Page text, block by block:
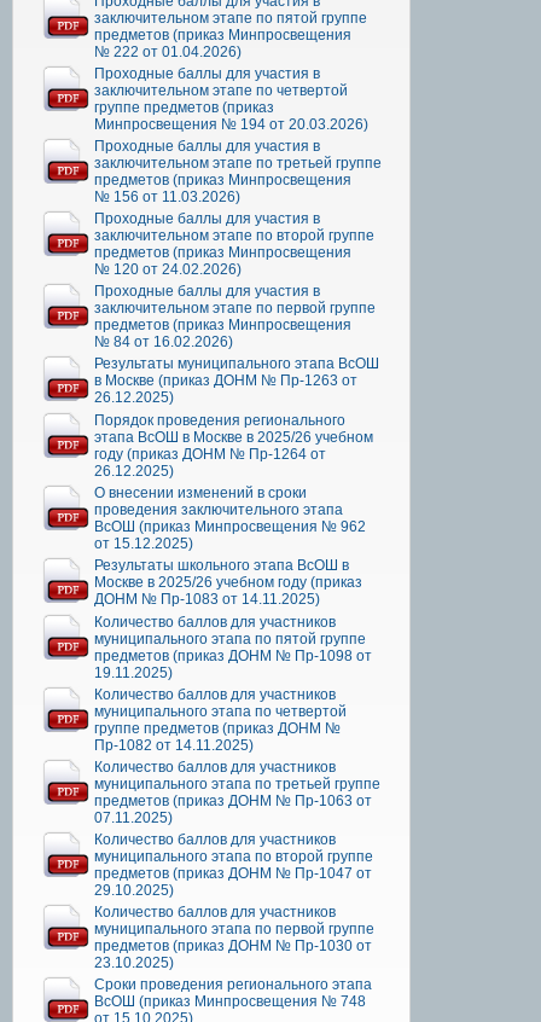
заключительном этапе по пятой группе
предметов (приказ Минпросвещения
№ 222 от 01.04.2026)
Проходные баллы для участия в
заключительном этапе по четвертой
группе предметов (приказ
Минпросвещения № 194 от 20.03.2026)
Проходные баллы для участия в
заключительном этапе по третьей группе
предметов (приказ Минпросвещения
№ 156 от 11.03.2026)
Проходные баллы для участия в
заключительном этапе по второй группе
предметов (приказ Минпросвещения
№ 120 от 24.02.2026)
Проходные баллы для участия в
заключительном этапе по первой группе
предметов (приказ Минпросвещения
№ 84 от 16.02.2026)
Результаты муниципального этапа ВсОШ
в Москве (приказ ДОНМ № Пр-1263 от
26.12.2025)
Порядок проведения регионального
этапа ВсОШ в Москве в 2025/26 учебном
году (приказ ДОНМ № Пр-1264 от
26.12.2025)
О внесении изменений в сроки
проведения заключительного этапа
ВсОШ (приказ Минпросвещения № 962
от 15.12.2025)
Результаты школьного этапа ВсОШ в
Москве в 2025/26 учебном году (приказ
ДОНМ № Пр-1083 от 14.11.2025)
Количество баллов для участников
муниципального этапа по пятой группе
предметов (приказ ДОНМ № Пр-1098 от
19.11.2025)
Количество баллов для участников
муниципального этапа по четвертой
группе предметов (приказ ДОНМ №
Пр-1082 от 14.11.2025)
Количество баллов для участников
муниципального этапа по третьей группе
предметов (приказ ДОНМ № Пр-1063 от
07.11.2025)
Количество баллов для участников
муниципального этапа по второй группе
предметов (приказ ДОНМ № Пр-1047 от
29.10.2025)
Количество баллов для участников
муниципального этапа по первой группе
предметов (приказ ДОНМ № Пр-1030 от
23.10.2025)
Сроки проведения регионального этапа
ВсОШ (приказ Минпросвещения № 748
от 15.10.2025)